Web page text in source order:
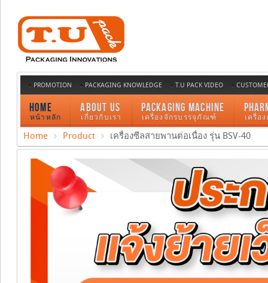
PROMOTION PACKAGING KNOWLEDGE T.U PACK VIDEO
HOME
หน้าหลัก
ABOUT US
เกี่ยวกับเรา
PACKAGING MACHINE
เครื่องจักรบรรจุภัณฑ์ เครื่อ
Home Product เครื่องซีลสายพานต่อเนื่อง รุ่น BSV-40